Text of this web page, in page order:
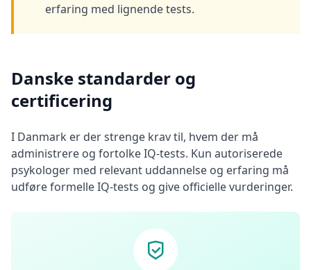
erfaring med lignende tests.
Danske standarder og
certificering
I Danmark er der strenge krav til, hvem der må
administrere og fortolke IQ-tests. Kun autoriserede
psykologer med relevant uddannelse og erfaring må
udføre formelle IQ-tests og give officielle vurderinger.